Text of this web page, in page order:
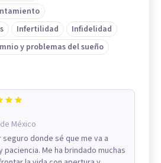
Infertilidad
Infidelidad
y problemas del sueño
México
seguro donde sé que me va a
paciencia. Me ha brindado muchas